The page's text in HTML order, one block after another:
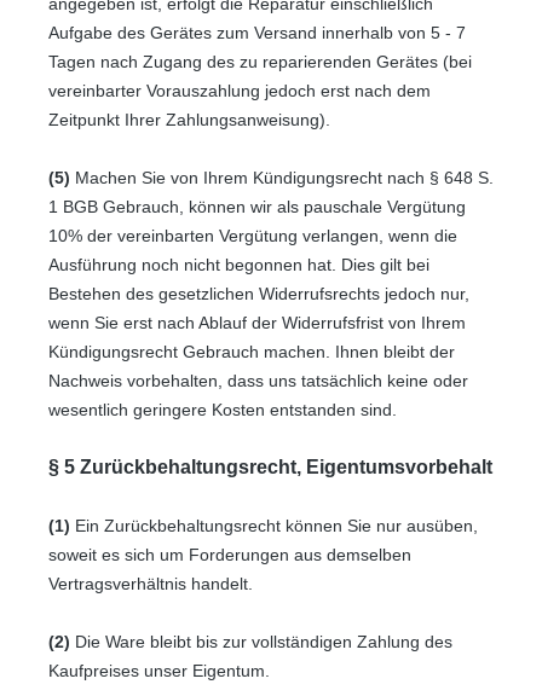
Aufgabe des Gerätes zum Versand innerhalb von 5 - 7
Tagen nach Zugang des zu reparierenden Gerätes (bei
vereinbarter Vorauszahlung jedoch erst nach dem
Zeitpunkt Ihrer Zahlungsanweisung).
(5) Machen Sie von Ihrem Kündigungsrecht nach § 648 S.
1 BGB Gebrauch, können wir als pauschale Vergütung
10% der vereinbarten Vergütung verlangen, wenn die
Ausführung noch nicht begonnen hat. Dies gilt bei
Bestehen des gesetzlichen Widerrufsrechts jedoch nur,
wenn Sie erst nach Ablauf der Widerrufsfrist von Ihrem
Kündigungsrecht Gebrauch machen. Ihnen bleibt der
Nachweis vorbehalten, dass uns tatsächlich keine oder
wesentlich geringere Kosten entstanden sind.
§ 5 Zurückbehaltungsrecht, Eigentumsvorbehalt
(1) Ein Zurückbehaltungsrecht können Sie nur ausüben,
soweit es sich um Forderungen aus demselben
Vertragsverhältnis handelt.
(2) Die Ware bleibt bis zur vollständigen Zahlung des
Kaufpreises unser Eigentum.